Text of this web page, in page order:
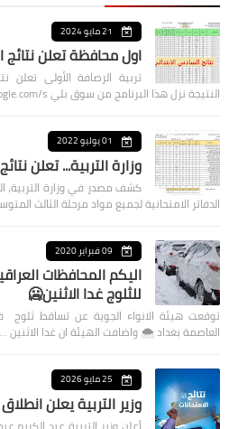
21 مايو 2024
اول محافظة تعلن نتائج
تربية الرصافة الأولى تعلن
النتيجة نزل هذا البرنامج من سوق بلي https://play.google.com/s…
01 يوليو 2022
وزارة التربية... تعلن
كشف مصدر في وزارة التربية،
الدفاتر الامتحانية لجميع مواد مرحلة الثالث
09 فبراير 2020
اليكم المحافظات
للثلوج غدا الاثنين🥶
توقعت هيئة الانواء الجوية عن تساقط
العاصمة بغداد ⁦🌨️⁩ واضافت الهيئة ان غدا الاثنين …
25 مايو 2026
وزير التربية يعلن انطلاق